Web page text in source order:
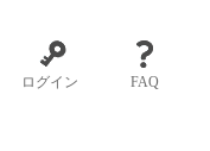
ログイン FAQ